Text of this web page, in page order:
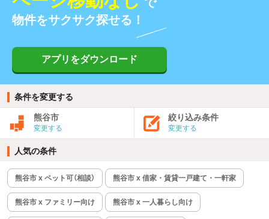
物件をサクサク探せる！
アプリをダウンロード
条件を変更する
熊谷市
変更する
絞り込み条件
変更する
人気の条件
熊谷市 x ペット可（相談） 熊谷市 x 借家・賃貸一戸建て・一軒家
熊谷市 x ファミリー向け 熊谷市 x 一人暮らし向け